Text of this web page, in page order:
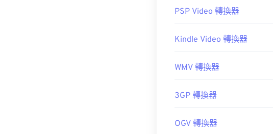
PSP Video 轉換器
Kindle Video 轉換器
WMV 轉換器
3GP 轉換器
OGV 轉換器